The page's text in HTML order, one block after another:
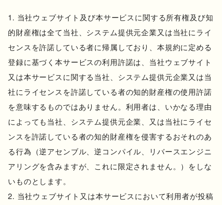
当社ウェブサイト及び本サービスに関する所有権及び知
的財産権は全て当社、システム提供元企業又は当社にライ
センスを許諾している者に帰属しており、本規約に定める
登録に基づく本サービスの利用許諾は、当社ウェブサイト
又は本サービスに関する当社、システム提供元企業又は当
社にライセンスを許諾している者の知的財産権の使用許諾
を意味するものではありません。利用者は、いかなる理由
によっても当社、システム提供元企業、又は当社にライセ
ンスを許諾している者の知的財産権を侵害するおそれのあ
る行為（逆アセンブル、逆コンパイル、リバースエンジニ
アリングを含みますが、これに限定されません。）をしな
いものとします。
当社ウェブサイト又は本サービスにおいて利用者が投稿